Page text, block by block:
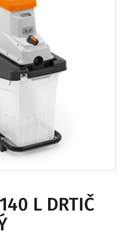
L DRTIČ